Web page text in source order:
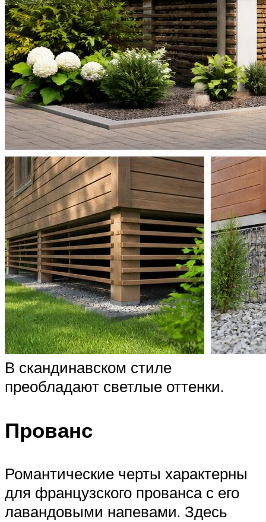
В скандинавском стиле
преобладают светлые оттенки.
Прованс
Романтические черты характерны
для французского прованса с его
лавандовыми напевами. Здесь